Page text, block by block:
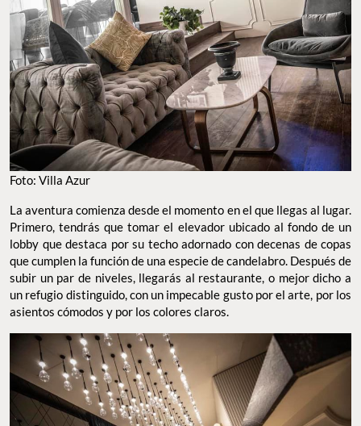
Foto: Villa Azur
La aventura comienza desde el momento en el que llegas al lugar.
Primero, tendrás que tomar el elevador ubicado al fondo de un
lobby que destaca por su techo adornado con decenas de copas
que cumplen la función de una especie de candelabro. Después de
subir un par de niveles, llegarás al restaurante, o mejor dicho a
un refugio distinguido, con un impecable gusto por el arte, por los
asientos cómodos y por los colores claros.